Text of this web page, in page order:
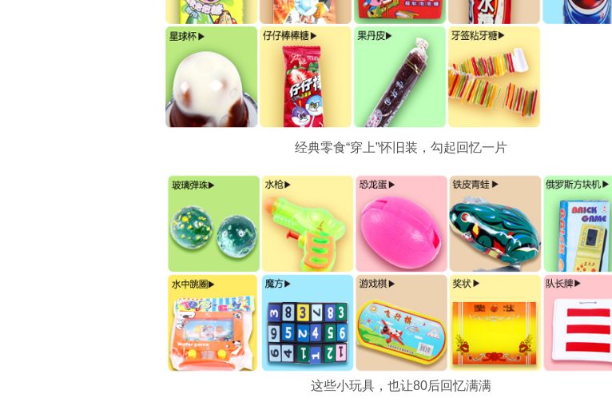
经典零食“穿上”怀旧装，勾起回忆一片
这些小玩具，也让80后回忆满满